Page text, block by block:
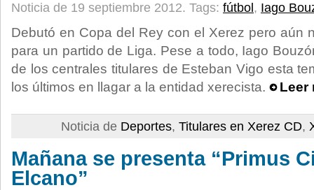
Noticia de 19 septiembre 2012. Tags: fútbol , Iago
Debutó en Copa del Rey con el Xerez pero aún
para un partido de Liga. Pese a todo, Iago
de los centrales titulares de Esteban Vigo esta
los últimos en llagar a la entidad xerecista.
Leer
Noticia de Deportes, Titulares en Xerez CD,
Mañana se presenta “Primus
Elcano”